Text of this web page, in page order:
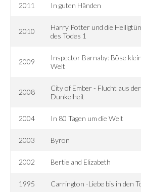
2011 In guten Händen
2010
Harry Potter und die
des Todes 1
2009
Inspector Barnaby: Böse
Welt
2008
City of Ember - Flucht aus der
Dunkelheit
2004 In 80 Tagen um die Welt
2003 Byron
2002 Bertie and Elizabeth
1995 Carrington -Liebe bis in den